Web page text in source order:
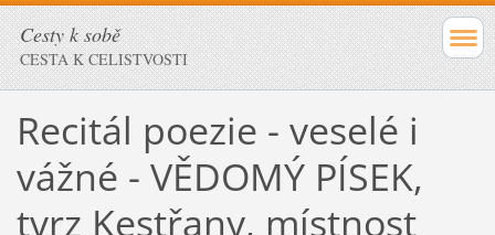
Cesty k sobě
CESTA K CELISTVOSTI
Recitál poezie - veselé i
vážné - VĚDOMÝ PÍSEK,
tvrz Kestřany, místnost